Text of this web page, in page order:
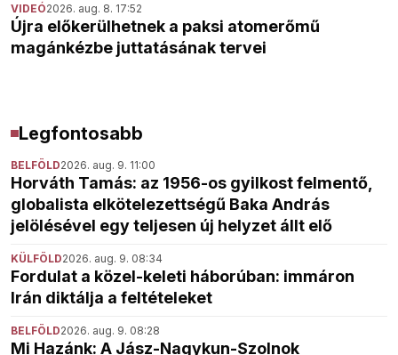
VIDEÓ2026. aug. 8. 17:52
Újra előkerülhetnek a paksi atomerőmű
magánkézbe juttatásának tervei
Legfontosabb
BELFÖLD2026. aug. 9. 11:00
Horváth Tamás: az 1956-os gyilkost felmentő,
globalista elkötelezettségű Baka András
jelölésével egy teljesen új helyzet állt elő
KÜLFÖLD2026. aug. 9. 08:34
Fordulat a közel-keleti háborúban: immáron
Irán diktálja a feltételeket
BELFÖLD2026. aug. 9. 08:28
Mi Hazánk: A Jász-Nagykun-Szolnok